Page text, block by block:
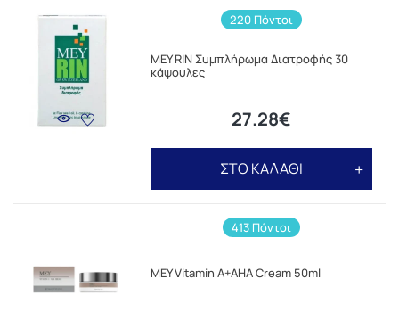
220 Πόντοι
MEY RIN Συμπλήρωμα Διατροφής 30
κάψουλες
27.28€
ΣΤΟ ΚΑΛΑΘΙ
413 Πόντοι
MEY Vitamin A+AHA Cream 50ml